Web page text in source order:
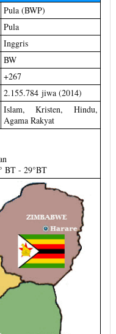
Pula (BWP)
Pula
Inggris
BW
+267
2.155.784 jiwa (2014)
Islam, Kristen, Hindu,
Agama Rakyat
BT - 29°BT